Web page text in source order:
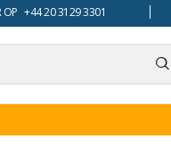
OP +44 20 3129 3301